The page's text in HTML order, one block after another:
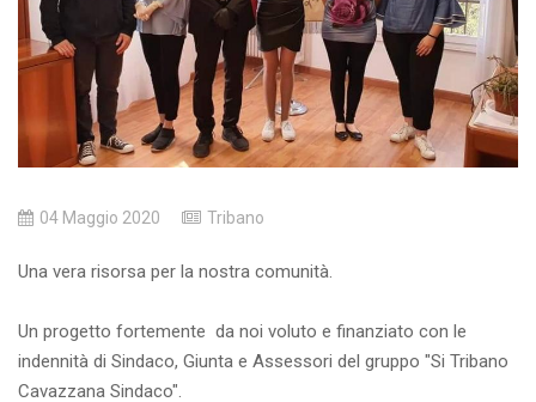
04 Maggio 2020 Tribano
Una vera risorsa per la nostra comunità.
Un progetto fortemente da noi voluto e finanziato con le
indennità di Sindaco, Giunta e Assessori del gruppo "Si Tribano
Cavazzana Sindaco".